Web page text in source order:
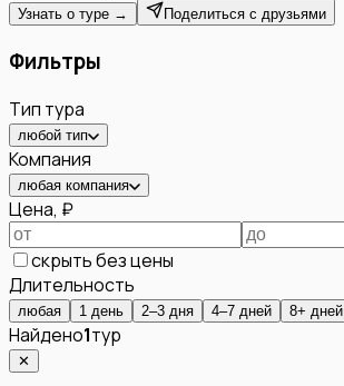
Узнать о туре → Поделиться с друзьями
Фильтры
Тип тура
любой тип
Компания
любая компания
Цена, ₽
скрыть без цены
Длительность
любая 1 день 2–3 дня 4–7 дней 8+ дней
Найдено1тур
✕